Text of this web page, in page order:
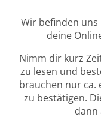
Wir befinden
deine
Nimm dir kurz
zu lesen und
brauchen nur ca.
zu bestätigen.
dann